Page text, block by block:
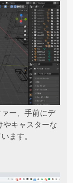
ァー、手前にデ
やキャスターな
ます。